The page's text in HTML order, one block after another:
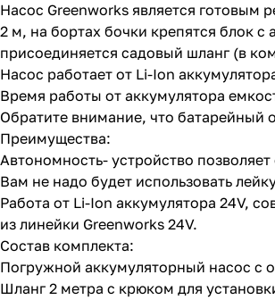
Насос Greenworks является готовым
2 м, на бортах бочки крепятся блок
присоединяется садовый шланг (в
Насос работает от Li-Ion
Время работы от аккумулятора
Обратите внимание, что батарейный
Преимущества:
Автономность- устройство
Вам не надо будет использовать
Работа от Li-Ion аккумулятора 24V,
из линейки Greenworks 24V.
Состав комплекта:
Погружной аккумуляторный насос с
Шланг 2 метра с крюком для